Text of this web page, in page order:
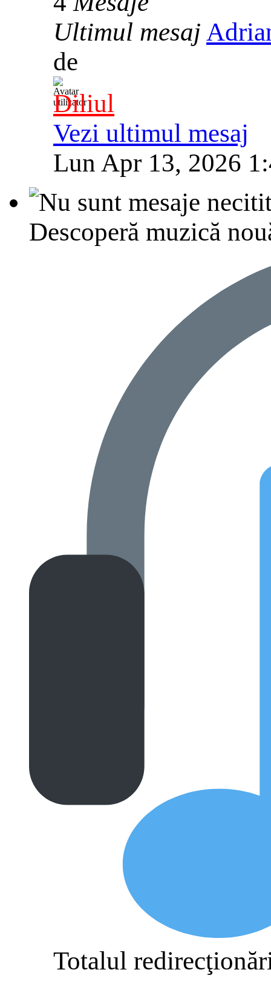
Ultimul mesaj
de
Diliul
Vezi ultimul mesaj
Lun Apr 13, 2026
Descoperă muzică
Totalul